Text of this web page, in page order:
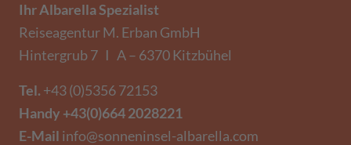
Ihr Albarella Spezialist
Reiseagentur M. Erban GmbH
Hintergrub 7 I A – 6370 Kitzbühel
Tel. +43 (0)5356 72153
Handy +43(0)664 2028221
E-Mail info@sonneninsel-albarella.com